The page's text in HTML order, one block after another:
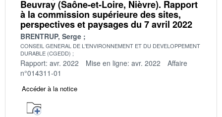
Beuvray (Saône-et-Loire, Nièvre). Rapport
à la commission supérieure des sites,
perspectives et paysages du 7 avril 2022
BRENTRUP, Serge
CONSEIL GENERAL DE L'ENVIRONNEMENT ET DU DEVELOPPEMENT
DURABLE (CGEDD)
Rapport: avr. 2022 Mise en ligne: avr. 2022
Affaire
n°014311-01
Accéder à la notice